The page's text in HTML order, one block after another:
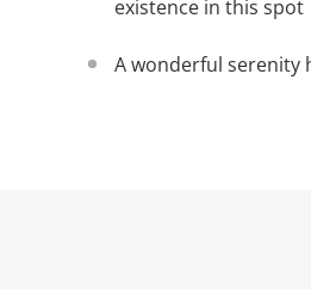
existence in this spot
A wonderful serenity